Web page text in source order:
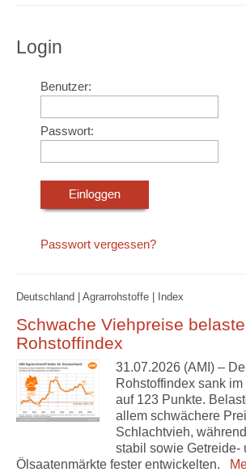
Login
Benutzer:
Passwort:
Passwort vergessen?
Deutschland | Agrarrohstoffe | Index
Schwache Viehpreise
Rohstoffindex
31.07.2026 (AMI) –
Rohstoffindex sank
auf 123 Punkte.
allem schwächere
Schlachtvieh,
stabil sowie Getreide-
Ölsaatenmärkte fester entwickelten.